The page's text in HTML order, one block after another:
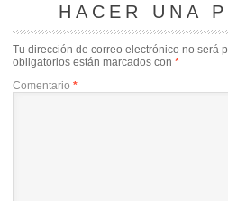
HACER UNA
Tu dirección de correo electrónico no será
obligatorios están marcados con *
Comentario *